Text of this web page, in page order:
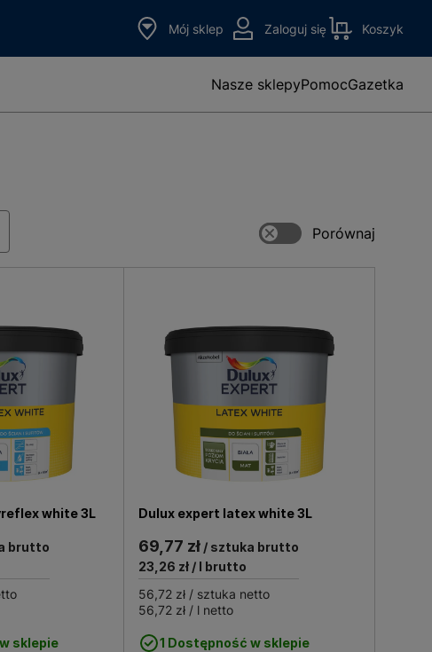
Mój sklep Zaloguj się Koszyk
Nasze sklepyPomocGazetka
white 3L
brutto
sklepie
Dulux expert latex white 3L
69,77 zł / sztuka brutto
23,26 zł / l brutto
56,72 zł / sztuka netto
56,72 zł / l netto
1 Dostępność w sklepie